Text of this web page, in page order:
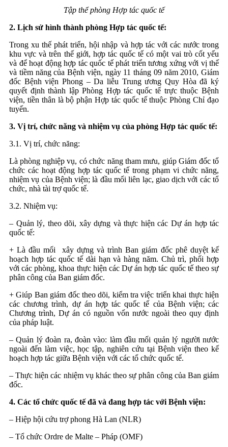
Tập thể phòng Hợp tác quốc tế
2. Lịch sử hình thành phòng Hợp tác quốc tế:
Trong xu thế phát triển, hội nhập và hợp tác với các nước trong
khu vực và trên thế giới, hợp tác quốc tế có một vai trò cốt yếu
và để hoạt động hợp tác quốc tế phát triển tương xứng với vị thế
và tiềm năng của Bệnh viện, ngày 11 tháng 09 năm 2010, Giám
đốc Bệnh viện Phong – Da liễu Trung ương Quy Hòa đã ký
quyết định thành lập Phòng Hợp tác quốc tế trực thuộc Bệnh
viện, tiền thân là bộ phận Hợp tác quốc tế thuộc Phòng Chỉ đạo
tuyến.
3. Vị trí, chức năng và nhiệm vụ của phòng Hợp tác quốc tế:
3.1. Vị trí, chức năng:
Là phòng nghiệp vụ, có chức năng tham mưu, giúp Giám đốc tổ
chức các hoạt động hợp tác quốc tế trong phạm vi chức năng,
nhiệm vụ của Bệnh viện; là đầu mối liên lạc, giao dịch với các tổ
chức, nhà tài trợ quốc tế.
3.2. Nhiệm vụ:
– Quản lý, theo dõi, xây dựng và thực hiện các Dự án hợp tác
quốc tế:
+ Là đầu mối xây dựng và trình Ban giám đốc phê duyệt kế
hoạch hợp tác quốc tế dài hạn và hàng năm. Chủ trì, phối hợp
với các phòng, khoa thực hiện các Dự án hợp tác quốc tế theo sự
phân công của Ban giám đốc.
+ Giúp Ban giám đốc theo dõi, kiểm tra việc triển khai thực hiện
các chương trình, dự án hợp tác quốc tế của Bệnh viện; các
Chương trình, Dự án có nguồn vốn nước ngoài theo quy định
của pháp luật.
– Quản lý đoàn ra, đoàn vào: làm đầu mối quản lý người nước
ngoài đến làm việc, học tập, nghiên cứu tại Bệnh viện theo kế
hoạch hợp tác giữa Bệnh viện với các tổ chức quốc tế.
– Thực hiện các nhiệm vụ khác theo sự phân công của Ban giám
đốc.
4. Các tổ chức quốc tế đã và đang hợp tác với Bệnh viện:
– Hiệp hội cứu trợ phong Hà Lan (NLR)
– Tổ chức Ordre de Malte – Pháp (OMF)